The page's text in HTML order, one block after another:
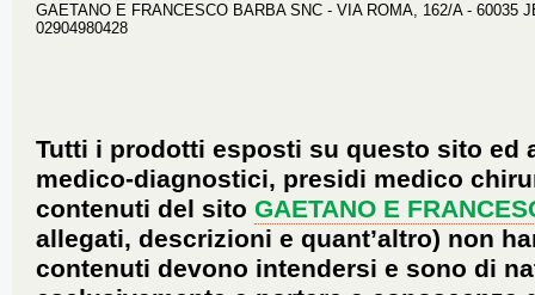
GAETANO E FRANCESCO BARBA SNC - VIA ROMA, 162/A - 60035
02904980428
Tutti i prodotti esposti su questo sito
medico-diagnostici, presidi medico
contenuti del sito GAETANO E
allegati, descrizioni e quant’altro) non
contenuti devono intendersi e sono di